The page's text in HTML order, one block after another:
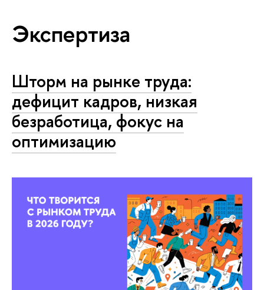
Экспертиза
Шторм на рынке труда:
дефицит кадров, низкая
безработица, фокус на
оптимизацию